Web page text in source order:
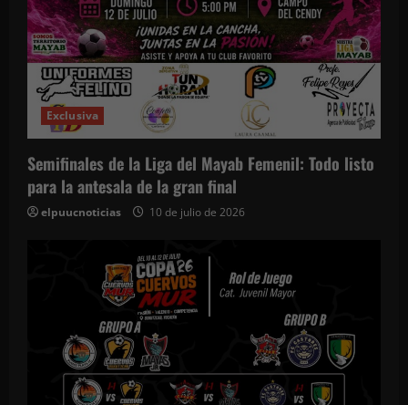
Exclusiva
Semifinales de la Liga del Mayab Femenil: Todo listo
para la antesala de la gran final
elpuucnoticias 10 de julio de 2026